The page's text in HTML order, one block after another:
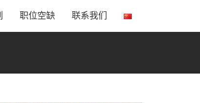
职位空缺 联系我们